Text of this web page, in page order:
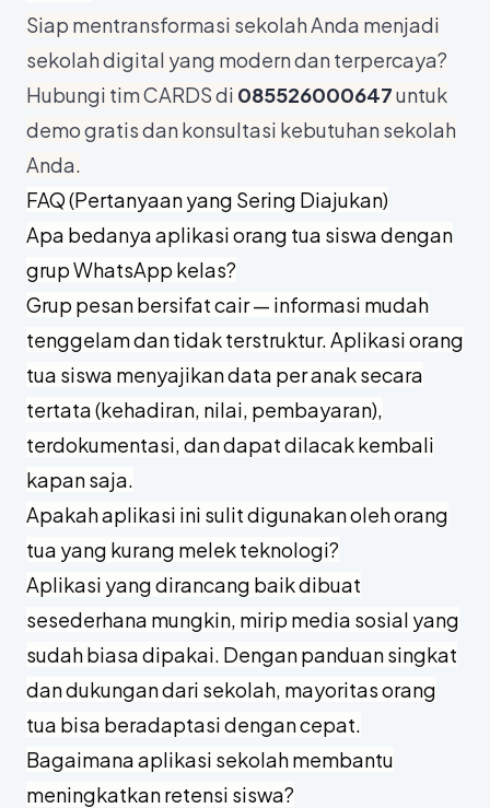
Siap mentransformasi sekolah Anda menjadi
sekolah digital yang modern dan terpercaya?
Hubungi tim CARDS di 085526000647untuk
demo gratis dan konsultasi kebutuhan sekolah
Anda.
FAQ (Pertanyaan yang Sering Diajukan)
Apa bedanya aplikasi orang tua siswa dengan
grup WhatsApp kelas?
Grup pesan bersifat cair — informasi mudah
tenggelam dan tidak terstruktur. Aplikasi orang
tua siswa menyajikan data per anak secara
tertata (kehadiran, nilai, pembayaran),
terdokumentasi, dan dapat dilacak kembali
kapan saja.
Apakah aplikasi ini sulit digunakan oleh orang
tua yang kurang melek teknologi?
Aplikasi yang dirancang baik dibuat
sesederhana mungkin, mirip media sosial yang
sudah biasa dipakai. Dengan panduan singkat